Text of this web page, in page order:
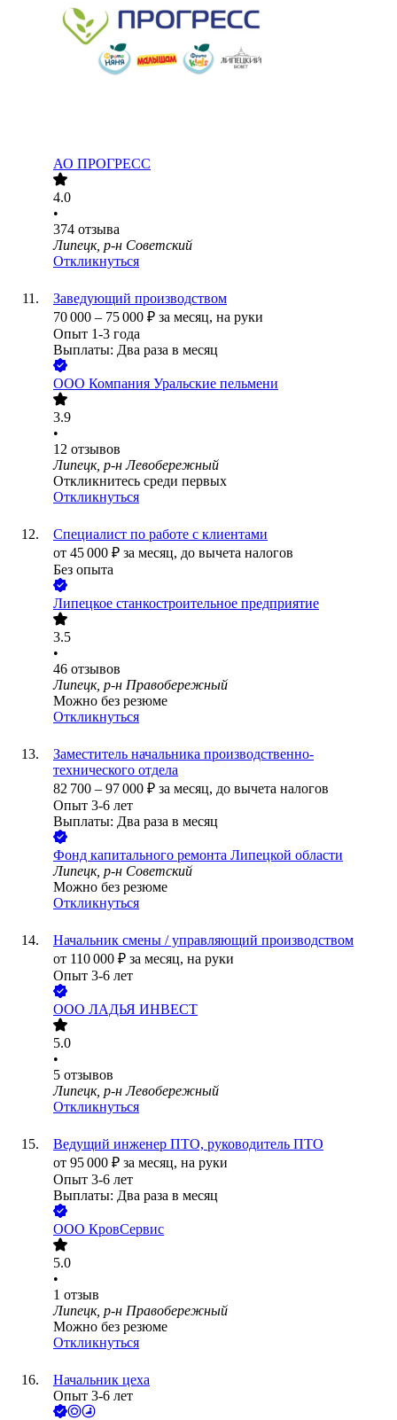
АО ПРОГРЕСС
4.0
•
374 отзыва
Липецк, р-н Советский
Откликнуться
Заведующий производством
70 000 – 75 000 ₽ за месяц, на руки
Опыт 1-3 года
Выплаты: Два раза в месяц
ООО Компания Уральские пельмени
3.9
•
12 отзывов
Липецк, р-н Левобережный
Откликнитесь среди первых
Откликнуться
Специалист по работе с клиентами
от 45 000 ₽ за месяц, до вычета налогов
Без опыта
Липецкое станкостроительное предприятие
3.5
•
46 отзывов
Липецк, р-н Правобережный
Можно без резюме
Откликнуться
Заместитель начальника производственно-
технического отдела
82 700 – 97 000 ₽ за месяц, до вычета налогов
Опыт 3-6 лет
Выплаты: Два раза в месяц
Фонд капитального ремонта Липецкой области
Липецк, р-н Советский
Можно без резюме
Откликнуться
Начальник смены / управляющий производством
от 110 000 ₽ за месяц, на руки
Опыт 3-6 лет
ООО ЛАДЬЯ ИНВЕСТ
5.0
•
5 отзывов
Липецк, р-н Левобережный
Откликнуться
Ведущий инженер ПТО, руководитель ПТО
от 95 000 ₽ за месяц, на руки
Опыт 3-6 лет
Выплаты: Два раза в месяц
ООО КровСервис
5.0
•
1 отзыв
Липецк, р-н Правобережный
Можно без резюме
Откликнуться
Начальник цеха
Опыт 3-6 лет